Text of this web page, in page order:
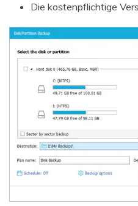
Die kostenpflichtige